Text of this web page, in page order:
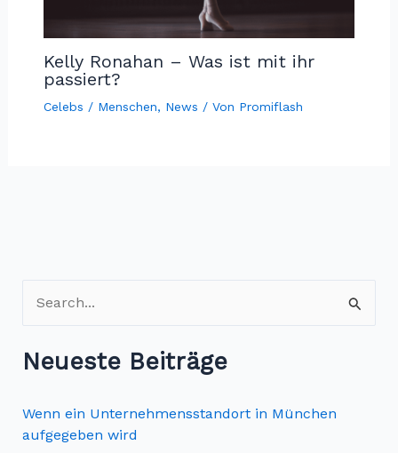
Kelly Ronahan – Was ist mit ihr
passiert?
Celebs / Menschen, News / Von Promiflash
u
c
e
n
Neueste Beiträge
Wenn ein Unternehmensstandort in München
aufgegeben wird